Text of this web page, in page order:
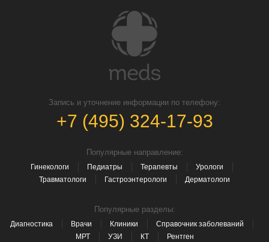
Запись и уточнение информации по телефону:
+7 (495) 324-17-93
Популярные направление:
Гинекологи Педиатры Терапевты
Урологи
Травматологи
Гастроэнтерологи Дерматологи
Популярные разделы:
Диагностика Врачи Клиники
Справочник заболеваний
МРТ
УЗИ КТ Рентген